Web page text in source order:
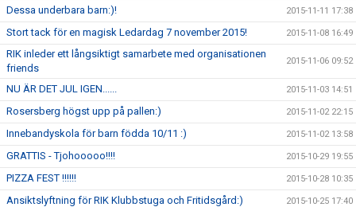
Dessa underbara barn:)! 2015-11-11 17:38
Stort tack för en magisk Ledardag 7 november 2015! 2015-11-08 16:49
RIK inleder ett långsiktigt samarbete med organisationen
friends
2015-11-06 09:52
NU ÄR DET JUL IGEN...... 2015-11-03 14:51
Rosersberg högst upp på pallen:) 2015-11-02 22:15
Innebandyskola för barn födda 10/11 :) 2015-11-02 13:58
GRATTIS - Tjohooooo!!!! 2015-10-29 19:55
PIZZA FEST !!!!!! 2015-10-28 10:35
Ansiktslyftning för RIK Klubbstuga och Fritidsgård:) 2015-10-25 17:40